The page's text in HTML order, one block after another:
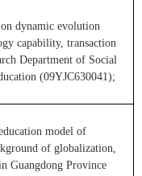
dynamic evolution
capability, transaction
Department of Social
(09YJC630041);
model of
of globalization,
Guangdong Province